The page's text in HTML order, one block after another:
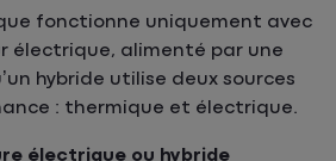
fonctionne uniquement avec
électrique, alimenté par une
hybride utilise deux sources
: thermique et électrique.
électrique ou hybride